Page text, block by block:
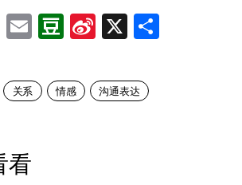
Mastodon
EmailDouban
Sina
X
关系 情感 沟通表达
看